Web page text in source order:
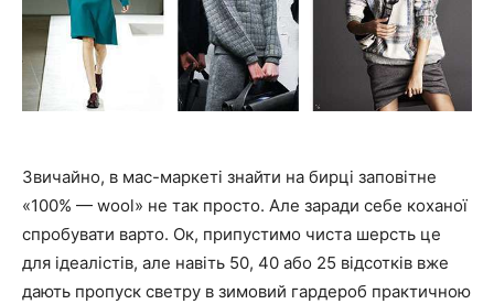
Звичайно, в мас-маркеті знайти на бирці заповітне
«100% — wool» не так просто. Але заради себе коханої
спробувати варто. Ок, припустимо чиста шерсть це
для ідеалістів, але навіть 50, 40 або 25 відсотків вже
дають пропуск светру в зимовий гардероб практичною